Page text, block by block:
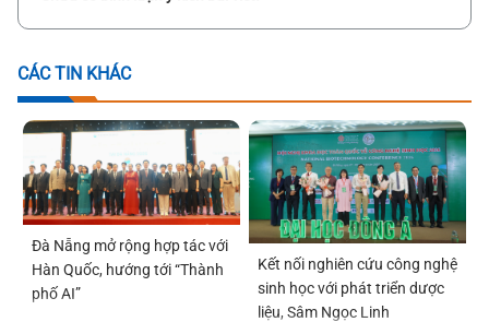
CÁC TIN KHÁC
Đà Nẵng mở rộng hợp tác với
Hàn Quốc, hướng tới “Thành
phố AI”
Kết nối nghiên cứu công nghệ
sinh học với phát triển dược
liệu, Sâm Ngọc Linh